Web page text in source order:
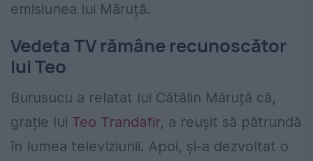
emisiunea lui Măruță.
Vedeta TV rămâne recunoscător
lui Teo
Burusucu a relatat lui Cătălin Măruță că,
grație lui Teo Trandafir, a reușit să pătrundă
în lumea televiziunii. Apoi, și-a dezvoltat o